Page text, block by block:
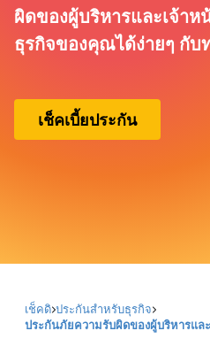
ผิดของผู้บริหารและเจ้า
ธุรกิจของคุณได้ง่ายๆ กับท
เช็คเบี้ยประกัน
เช็คดิ ประกันสำหรับธุรกิจ
ประกันภัยความรับผิดของผู้บริหารแล